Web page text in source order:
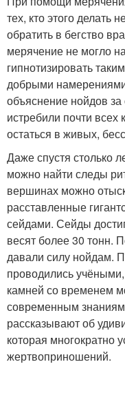
тех, кто этого делать
обратить в бегство
мерячение не могло
гипнотизировать
добрыми
объяснение нойдов за
истребили почти всех
остаться в живых,
Даже спустя столько
можно найти следы
вершинах можно
расставленные
сейдами. Сейды
весят более 30 тонн.
давали силу нойдам.
проводились
камней со временем
современным
рассказывают об
которая многократно
жертвоприношений.